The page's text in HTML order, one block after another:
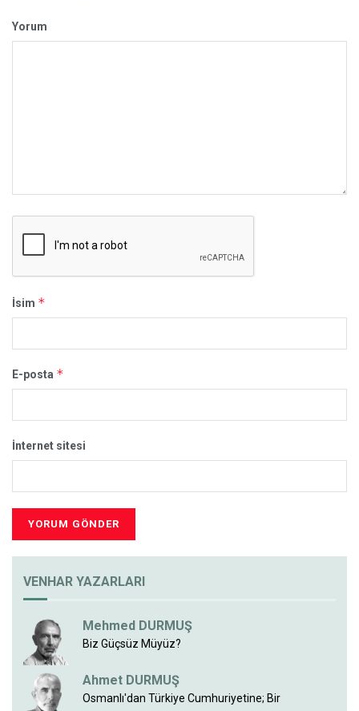
Yorum
İsim *
E-posta *
İnternet sitesi
VENHAR YAZARLARI
Mehmed DURMUŞ
Biz Güçsüz Müyüz?
Ahmet DURMUŞ
Osmanlı'dan Türkiye Cumhuriyetine; Bir